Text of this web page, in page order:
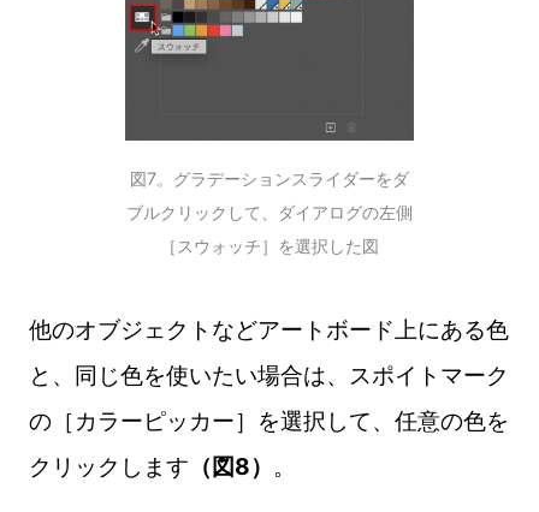
図7。グラデーションスライダーをダ
ブルクリックして、ダイアログの左側
［スウォッチ］を選択した図
他のオブジェクトなどアートボード上にある色
と、同じ色を使いたい場合は、スポイトマーク
の［カラーピッカー］を選択して、任意の色を
クリックします （図8） 。